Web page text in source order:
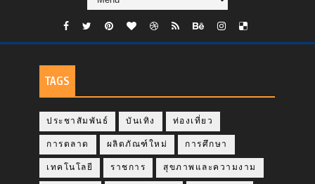
TAGS
ประชาสัมพันธ์ บันเทิง ท่องเที่ยว
การตลาด ผลิตภัณฑ์ใหม่ การศึกษา
เทคโนโลยี ราชการ สุขภาพและความงาม